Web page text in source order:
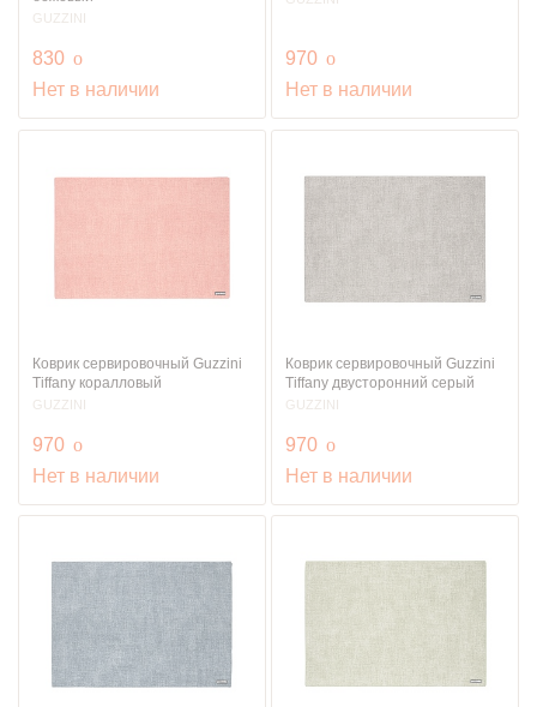
GUZZINI
830 руб.
o
Нет в наличии
970 руб.
o
Нет в наличии
Коврик сервировочный Guzzini
Tiffany коралловый
GUZZINI
970 руб.
o
Нет в наличии
Коврик сервировочный Guzzini
Tiffany двусторонний серый
GUZZINI
970 руб.
o
Нет в наличии